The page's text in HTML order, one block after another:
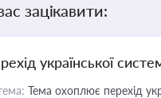
зацікавити:
української
Тема охоплює перехід